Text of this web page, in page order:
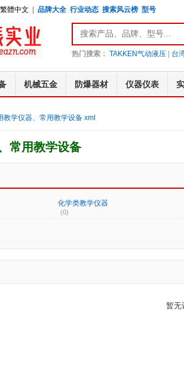
繁體中文 品牌大全 行业动态 搜索风云榜 型号
热门搜索： TAKKEN气动液压 台
机械五金 防爆器材 仪器仪表
教学仪器、常用教学设备 xml
常用教学设备
化学类教学仪器
(0)
暂无